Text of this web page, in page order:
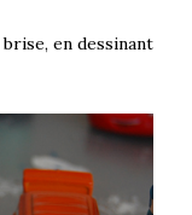
en dessinant